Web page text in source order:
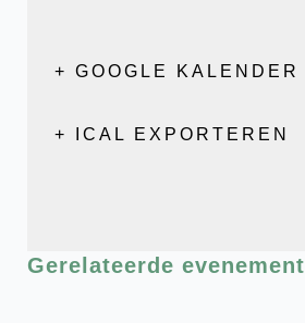
+ GOOGLE KALENDER
+ ICAL EXPORTEREN
Gerelateerde